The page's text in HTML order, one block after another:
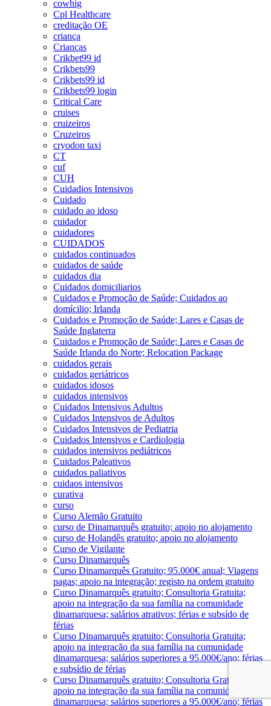
cowhig
Cpl Healthcare
creditação OE
criança
Crianças
Crikbet99 id
Crikbets99
Crikbets99 id
Crikbets99 login
Critical Care
cruises
cruizeiros
Cruzeiros
cryodon taxi
CT
cuf
CUH
Cuidadios Intensivos
Cuidado
cuidado ao idoso
cuidador
cuidadores
CUIDADOS
cuidados continuados
cuidados de saúde
cuidados dia
Cuidados domiciliarios
Cuidados e Promoção de Saúde; Cuidados ao
domícilio; Irlanda
Cuidados e Promoção de Saúde; Lares e Casas de
Saúde Inglaterra
Cuidados e Promoção de Saúde; Lares e Casas de
Saúde Irlanda do Norte; Relocation Package
cuidados gerais
cuidados geriátricos
cuidados idosos
cuidados intensivos
Cuidados Intensivos Adultos
Cuidados Intensivos de Adultos
Cuidados Intensivos de Pediatria
Cuidados Intensivos e Cardiologia
cuidados intensivos pediátricos
Cuidados Paleativos
cuidados paliativos
cuidaos intensivos
curativa
curso
Curso Alemão Gratuito
curso de Dinamarquês gratuito; apoio no alojamento
curso de Holandês gratuito; apoio no alojamento
Curso de Vigilante
Curso Dinamarquês
Curso Dinamarquês Gratuito; 95.000€ anual; Viagens
pagas; apoio na integração; registo na ordem gratuito
Curso Dinamarquês gratuito; Consultoria Gratuita;
apoio na integração da sua família na comunidade
dinamarquesa; salários atrativos; férias e subsído de
férias
Curso Dinamarquês gratuito; Consultoria Gratuita;
apoio na integração da sua família na comunidade
dinamarquesa; salários superiores a 95.000€/ano; férias
e subsídio de férias
Curso Dinamarquês gratuito; Consultoria Gratuita;
apoio na integração da sua família na comunidade
dinamarquesa; salários superiores a 95.000€/ano; férias